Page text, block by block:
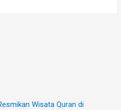
Wisata Quran di